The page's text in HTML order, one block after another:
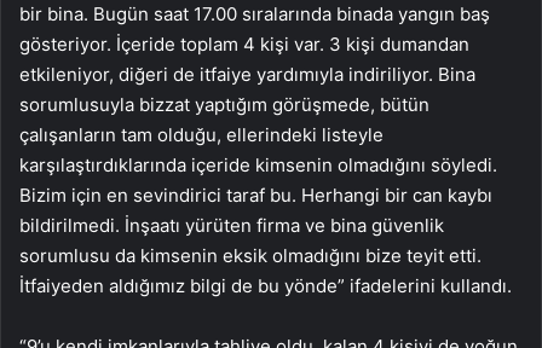
bir bina. Bugün saat 17.00 sıralarında binada yangın baş
gösteriyor. İçeride toplam 4 kişi var. 3 kişi dumandan
etkileniyor, diğeri de itfaiye yardımıyla indiriliyor. Bina
sorumlusuyla bizzat yaptığım görüşmede, bütün
çalışanların tam olduğu, ellerindeki listeyle
karşılaştırdıklarında içeride kimsenin olmadığını söyledi.
Bizim için en sevindirici taraf bu. Herhangi bir can kaybı
bildirilmedi. İnşaatı yürüten firma ve bina güvenlik
sorumlusu da kimsenin eksik olmadığını bize teyit etti.
İtfaiyeden aldığımız bilgi de bu yönde” ifadelerini kullandı.